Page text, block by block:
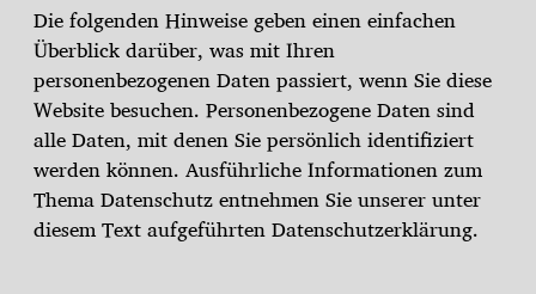
Die folgenden Hinweise geben einen einfachen
Überblick darüber, was mit Ihren
personenbezogenen Daten passiert, wenn Sie diese
Website besuchen. Personenbezogene Daten sind
alle Daten, mit denen Sie persönlich identifiziert
werden können. Ausführliche Informationen zum
Thema Datenschutz entnehmen Sie unserer unter
diesem Text aufgeführten Datenschutzerklärung.